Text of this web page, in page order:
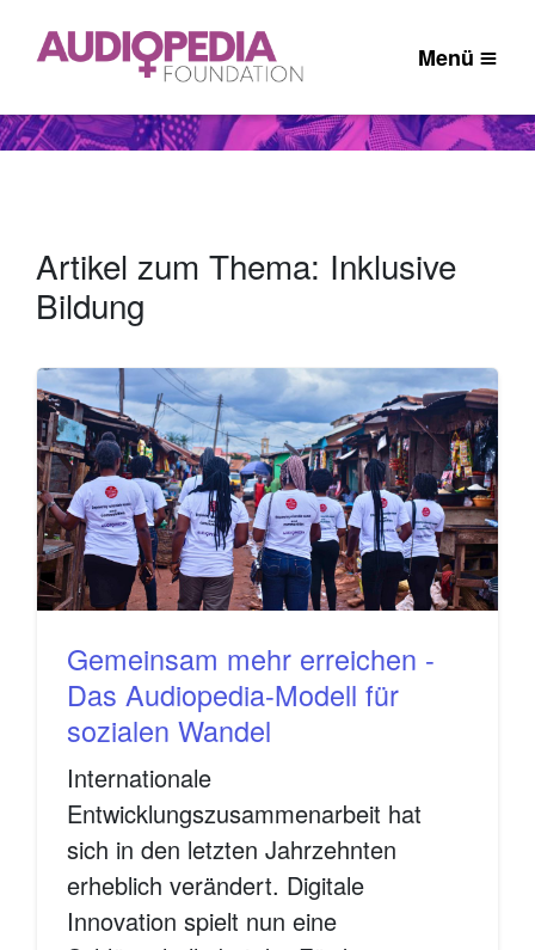
Menü
Artikel zum Thema: Inklusive
Bildung
Gemeinsam mehr erreichen -
Das Audiopedia-Modell für
sozialen Wandel
Internationale
Entwicklungszusammenarbeit hat
sich in den letzten Jahrzehnten
erheblich verändert. Digitale
Innovation spielt nun eine